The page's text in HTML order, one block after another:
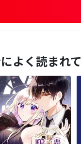
よく読まれ